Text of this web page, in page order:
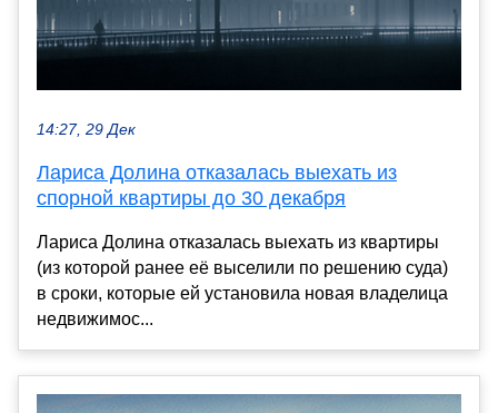
14:27, 29 Дек
Лариса Долина отказалась выехать из
спорной квартиры до 30 декабря
Лариса Долина отказалась выехать из квартиры
(из которой ранее её выселили по решению суда)
в сроки, которые ей установила новая владелица
недвижимос...